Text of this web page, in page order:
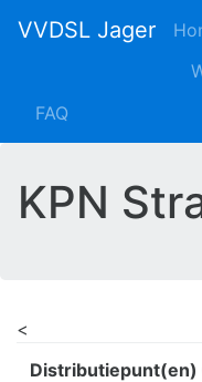
VVDSL Jager
FAQ
KPN
<
Distributiepunt(en)